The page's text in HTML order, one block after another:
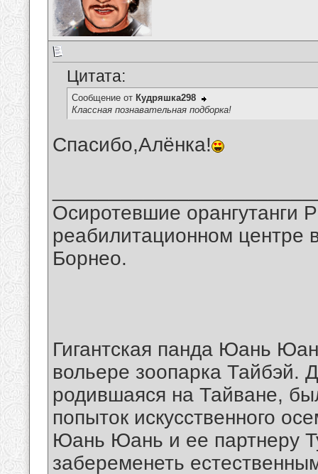
Цитата:
Сообщение от Кудряшка298
Классная познавательная подборка!
Спасибо,Алёнка!
Осиротевшие орангутанги
реабилитационном центре
Борнео.
Гигантская панда Юань
вольере зоопарка Тайбэй.
родившаяся на Тайване,
попыток искусственного
Юань Юань и ее партнеру
забеременеть